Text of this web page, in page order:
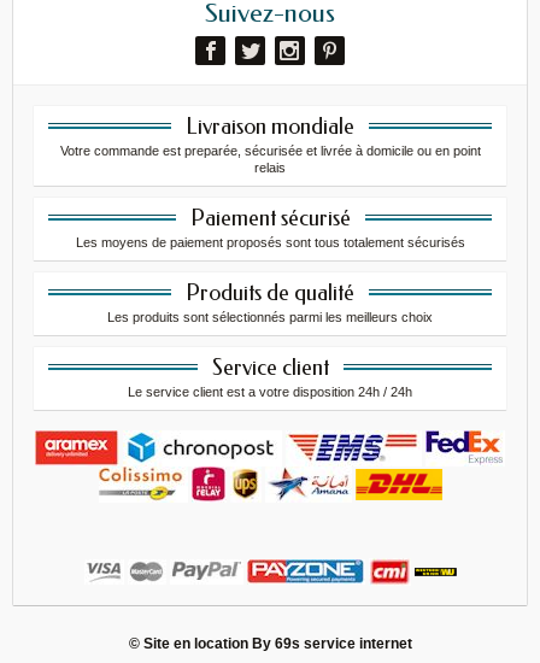
Suivez-nous
Livraison mondiale
Votre commande est preparée, sécurisée et livrée à domicile ou en point
relais
Paiement sécurisé
Les moyens de paiement proposés sont tous totalement sécurisés
Produits de qualité
Les produits sont sélectionnés parmi les meilleurs choix
Service client
Le service client est a votre disposition 24h / 24h
© Site en location By 69s service internet